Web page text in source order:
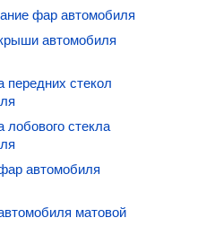
фар автомобиля
автомобиля
передних стекол
лобового стекла
автомобиля
матовой